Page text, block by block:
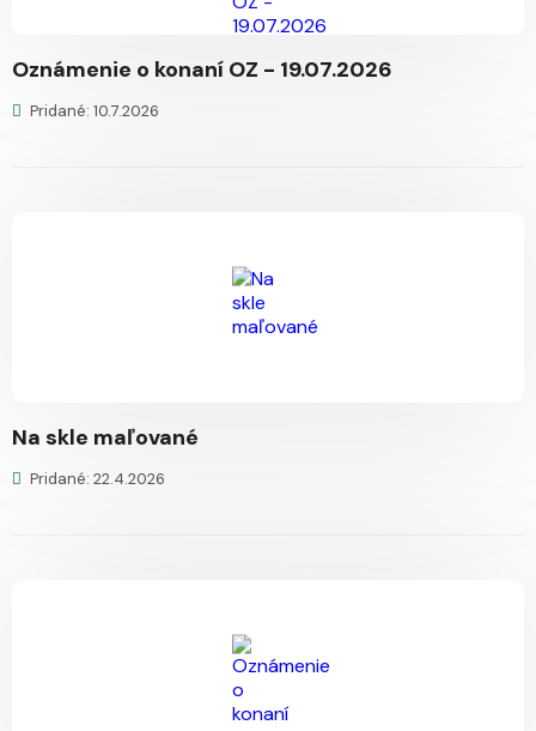
Oznámenie o konaní OZ - 19.07.2026
Pridané: 10.7.2026
Na skle maľované
Pridané: 22.4.2026